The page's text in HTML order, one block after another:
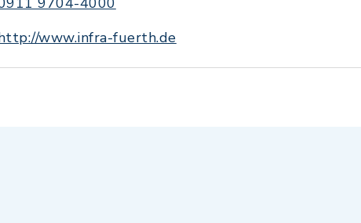
www.infra-fuerth.de